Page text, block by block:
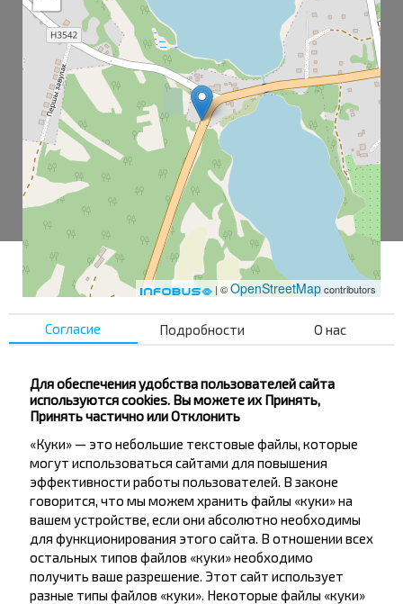
| ©OpenStreetMapcontributors
Ходцы-1
Хотите
путешествовать
дешевле?
Согласие Подробности О нас
Для обеспечения удобства пользователей сайта
используются cookies. Вы можете их Принять,
Принять частично или Отклонить
«Куки» — это небольшие текстовые файлы, которые
могут использоваться сайтами для повышения
эффективности работы пользователей. В законе
говорится, что мы можем хранить файлы «куки» на
вашем устройстве, если они абсолютно необходимы
для функционирования этого сайта. В отношении всех
остальных типов файлов «куки» необходимо
получить ваше разрешение. Этот сайт использует
разные типы файлов «куки». Некоторые файлы «куки»